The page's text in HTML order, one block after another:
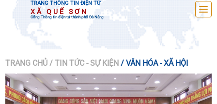
TRANG THÔNG TIN ĐIỆN TỬ
XÃ QUẾ SƠN
Cổng Thông tin điện tử thành phố Đà Nẵng
TRANG CHỦ / TIN TỨC - SỰ KIỆN / VĂN HÓA - XÃ HỘI